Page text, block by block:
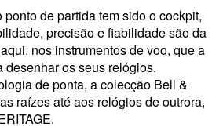
de partida tem sido o cockpit,
precisão e fiabilidade são da
nos instrumentos de voo, que a
desenhar os seus relógios.
de ponta, a colecção Bell &
raízes até aos relógios de outrora,